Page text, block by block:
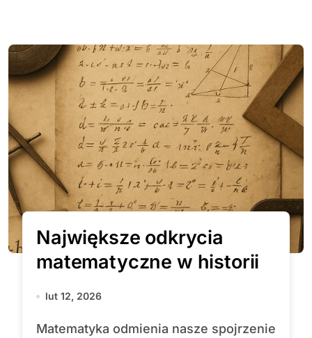
Największe odkrycia
matematyczne w historii
lut 12, 2026
Matematyka odmienia nasze spojrzenie